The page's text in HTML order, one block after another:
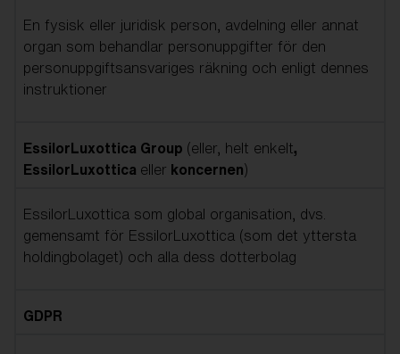
En fysisk eller juridisk person, avdelning eller annat
organ som behandlar personuppgifter för den
personuppgiftsansvariges räkning och enligt dennes
instruktioner
EssilorLuxottica Group (eller, helt enkelt,
EssilorLuxottica eller koncernen)
EssilorLuxottica som global organisation, dvs.
gemensamt för EssilorLuxottica (som det yttersta
holdingbolaget) och alla dess dotterbolag
GDPR